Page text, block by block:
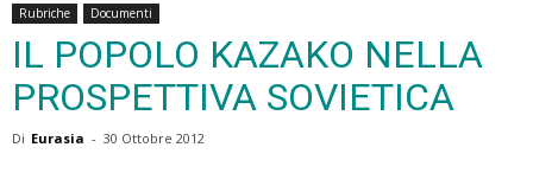
Rubriche Documenti
IL POPOLO KAZAKO NELLA
PROSPETTIVA SOVIETICA
Di Eurasia - 30 Ottobre 2012